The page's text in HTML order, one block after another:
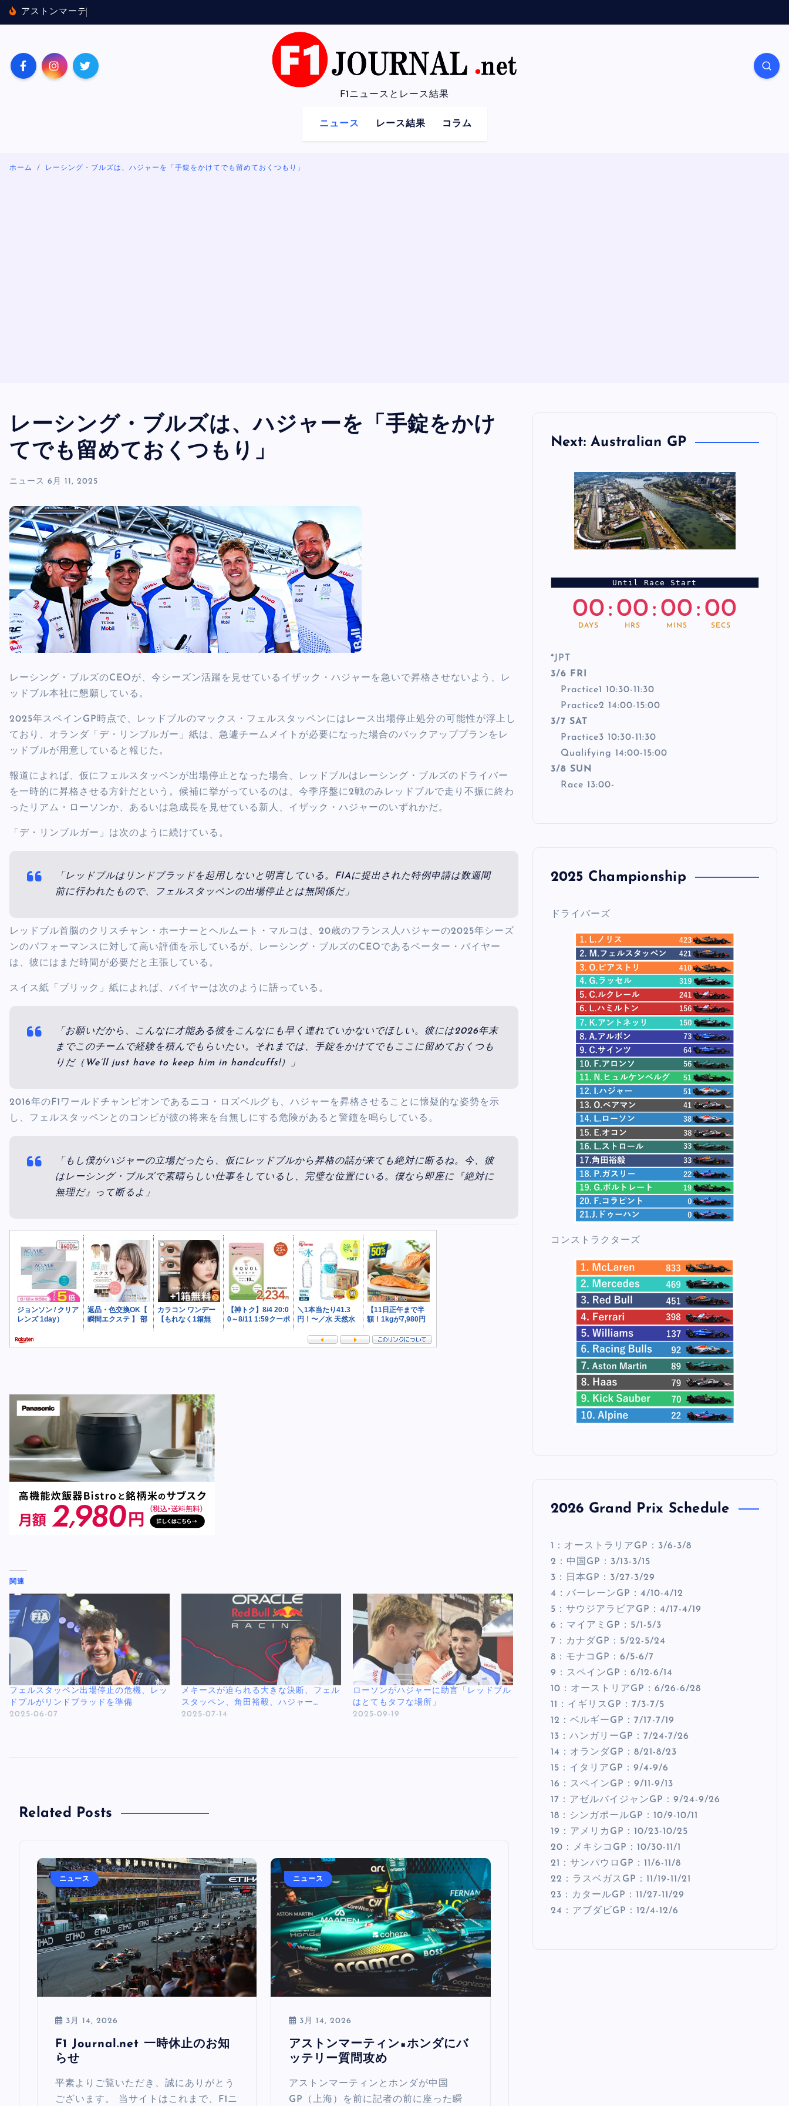
容
ア ス ト ン マ ー テ
F1ニュースとレース結果
ニュース レース結果 コラム
ホーム レーシング・ブルズは、ハジャーを「手錠をかけてでも留めておくつもり」
レーシング・ブルズは、ハジャーを「手錠をかけ
てでも留めておくつもり」
ニュース 6月 11, 2025
レーシング・ブルズのCEOが、今シーズン活躍を見せているイザック・ハジャーを急いで昇格させないよう、レ
ッドブル本社に懇願している。
2025年スペインGP時点で、レッドブルのマックス・フェルスタッペンにはレース出場停止処分の可能性が浮上し
ており、オランダ「デ・リンブルガー」紙は、急遽チームメイトが必要になった場合のバックアッププランをレ
ッドブルが用意していると報じた。
報道によれば、仮にフェルスタッペンが出場停止となった場合、レッドブルはレーシング・ブルズのドライバー
を一時的に昇格させる方針だという。候補に挙がっているのは、今季序盤に2戦のみレッドブルで走り不振に終わ
ったリアム・ローソンか、あるいは急成長を見せている新人、イザック・ハジャーのいずれかだ。
「デ・リンブルガー」は次のように続けている。
「レッドブルはリンドブラッドを起用しないと明言している。FIAに提出された特例申請は数週間
前に行われたもので、フェルスタッペンの出場停止とは無関係だ」
レッドブル首脳のクリスチャン・ホーナーとヘルムート・マルコは、20歳のフランス人ハジャーの2025年シーズ
ンのパフォーマンスに対して高い評価を示しているが、レーシング・ブルズのCEOであるペーター・バイヤー
は、彼にはまだ時間が必要だと主張している。
スイス紙「ブリック」紙によれば、バイヤーは次のように語っている。
「お願いだから、こんなに才能ある彼をこんなにも早く連れていかないでほしい。彼には2026年末
までこのチームで経験を積んでもらいたい。それまでは、手錠をかけてでもここに留めておくつも
りだ（We’ll just have to keep him in handcuffs!）」
2016年のF1ワールドチャンピオンであるニコ・ロズベルグも、ハジャーを昇格させることに懐疑的な姿勢を示
し、フェルスタッペンとのコンビが彼の将来を台無しにする危険があると警鐘を鳴らしている。
「もし僕がハジャーの立場だったら、仮にレッドブルから昇格の話が来ても絶対に断るね。今、彼
はレーシング・ブルズで素晴らしい仕事をしているし、完璧な位置にいる。僕なら即座に『絶対に
無理だ』って断るよ」
関連
フェルスタッペン出場停止の危機、レッ
ドブルがリンドブラッドを準備
2025-06-07
メキースが迫られる大きな決断、フェル
スタッペン、角田裕毅、ハジャー…
2025-07-14
ローソンがハジャーに助言「レッドブル
はとてもタフな場所」
2025-09-19
Related Posts
ニュース
3月 14, 2026
F1 Journal.net 一時休止のお知
らせ
平素よりご覧いただき、誠にありがとう
ございます。 当サイトはこれまで、F1ニ
ニュース
3月 14, 2026
アストンマーティン×ホンダにバ
ッテリー質問攻め
アストンマーティンとホンダが中国
GP（上海）を前に記者の前に座った瞬
Next: Australian GP
Until Race Start
00
DAYS
: 00
HRS
: 00
MINS
: 00
SECS
*JPT
3/6 FRI
Practice1 10:30-11:30
Practice2 14:00-15:00
3/7 SAT
Practice3 10:30-11:30
Qualifying 14:00-15:00
3/8 SUN
Race 13:00-
2025 Championship
ドライバーズ
コンストラクターズ
2026 Grand Prix Schedule
1：オーストラリアGP：3/6-3/8
2：中国GP：3/13-3/15
3：日本GP：3/27-3/29
4：バーレーンGP：4/10-4/12
5：サウジアラビアGP：4/17-4/19
6：マイアミGP：5/1-5/3
7：カナダGP：5/22-5/24
8：モナコGP：6/5-6/7
9：スペインGP：6/12-6/14
10：オーストリアGP：6/26-6/28
11：イギリスGP：7/3-7/5
12：ベルギーGP：7/17-7/19
13：ハンガリーGP：7/24-7/26
14：オランダGP：8/21-8/23
15：イタリアGP：9/4-9/6
16：スペインGP：9/11-9/13
17：アゼルバイジャンGP：9/24-9/26
18：シンガポールGP：10/9-10/11
19：アメリカGP：10/23-10/25
20：メキシコGP：10/30-11/1
21：サンパウロGP：11/6-11/8
22：ラスベガスGP：11/19-11/21
23：カタールGP：11/27-11/29
24：アブダビGP：12/4-12/6